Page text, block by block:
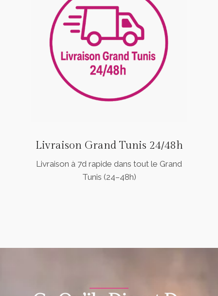
Livraison Grand Tunis 24/48h
Livraison à 7d rapide dans tout le Grand
Tunis (24–48h)